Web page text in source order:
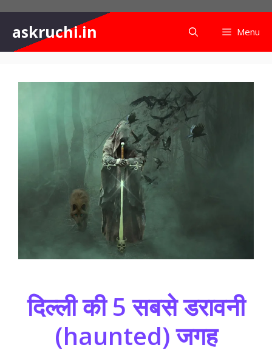
content
askruchi.in Menu
दिल्ली की 5 सबसे डरावनी
(haunted) जगह